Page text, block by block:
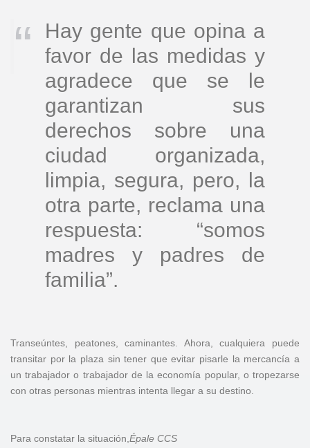
Hay gente que opina a
favor de las medidas y
agradece que se le
garantizan sus
derechos sobre una
ciudad organizada,
limpia, segura, pero, la
otra parte, reclama una
respuesta: “somos
madres y padres de
familia”.
Transeúntes, peatones, caminantes. Ahora, cualquiera puede
transitar por la plaza sin tener que evitar pisarle la mercancía a
un trabajador o trabajador de la economía popular, o tropezarse
con otras personas mientras intenta llegar a su destino.
Para constatar la situación, Épale CCS